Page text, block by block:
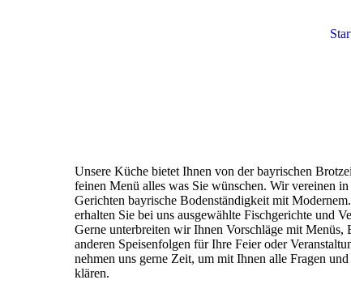
Unsere Küche bietet Ihnen von der bayrischen
feinen Menü alles was Sie wünschen. Wir vereinen in
Gerichten bayrische Bodenständigkeit mit
erhalten Sie bei uns ausgewählte Fischgerichte und
Gerne unterbreiten wir Ihnen Vorschläge mit Menüs,
anderen Speisenfolgen für Ihre Feier oder
nehmen uns gerne Zeit, um mit Ihnen alle Fragen
klären.